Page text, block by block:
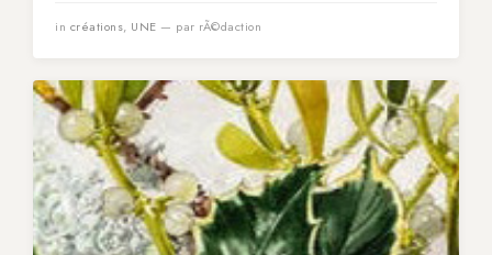
in créations, UNE — par rÃ©daction